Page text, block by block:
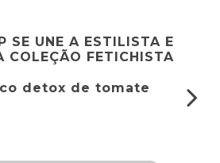
SE UNE A ESTILISTA E
COLEÇÃO FETICHISTA
detox de tomate